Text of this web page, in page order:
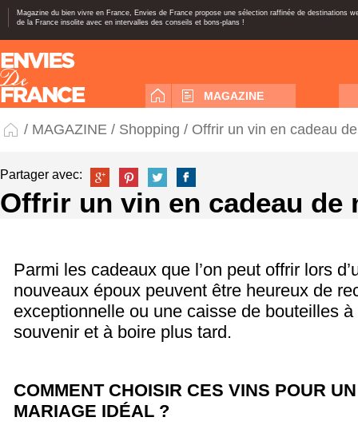
Magazine du bien vivre en France, Envies de France propose une sélection raffinée de destinations
de la France insolite avec en intervalles des conseils et bons-plans !
MAGAZINE
/ MAGAZINE / Shopping / Offrir un vin en cadeau
Partager avec:
Offrir un vin en cadeau de
Parmi les cadeaux que l’on peut offrir lors
nouveaux époux peuvent être heureux de
exceptionnelle ou une caisse de bouteilles
souvenir et à boire plus tard.
COMMENT CHOISIR CES VINS POUR
MARIAGE IDÉAL ?